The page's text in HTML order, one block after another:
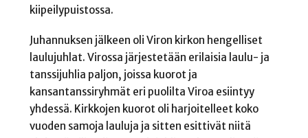
kiipeilypuistossa.
Juhannuksen jälkeen oli Viron kirkon hengelliset
laulujuhlat. Virossa järjestetään erilaisia laulu- ja
tanssijuhlia paljon, joissa kuorot ja
kansantanssiryhmät eri puolilta Viroa esiintyy
yhdessä. Kirkkojen kuorot oli harjoitelleet koko
vuoden samoja lauluja ja sitten esittivät niitä